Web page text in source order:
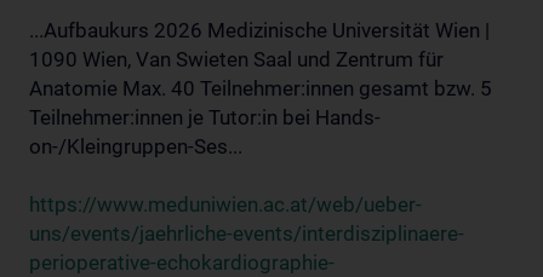
...Aufbaukurs 2026 Medizinische Universität Wien |
1090 Wien, Van Swieten Saal und Zentrum für
Anatomie Max. 40 Teilnehmer:innen gesamt bzw. 5
Teilnehmer:innen je Tutor:in bei Hands-
on-/Kleingruppen-Ses...
https://www.meduniwien.ac.at/web/ueber-
uns/events/jaehrliche-events/interdisziplinaere-
perioperative-echokardiographie-